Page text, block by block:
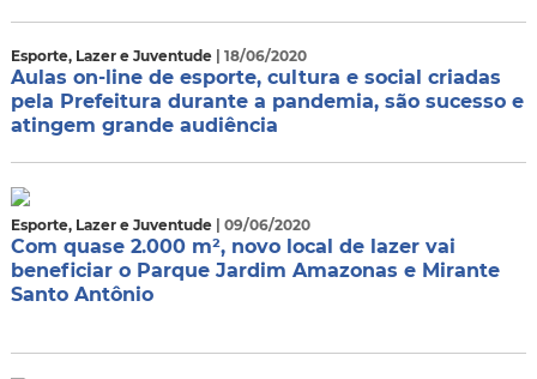
Esporte, Lazer e Juventude | 18/06/2020
Aulas on-line de esporte, cultura e social criadas
pela Prefeitura durante a pandemia, são sucesso e
atingem grande audiência
Esporte, Lazer e Juventude | 09/06/2020
Com quase 2.000 m², novo local de lazer vai
beneficiar o Parque Jardim Amazonas e Mirante
Santo Antônio